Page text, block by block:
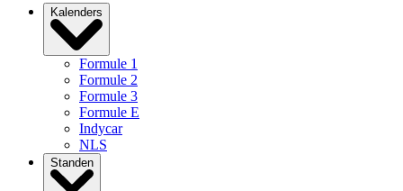
Kalenders
Formule 1
Formule 2
Formule 3
Formule E
Indycar
NLS
Standen